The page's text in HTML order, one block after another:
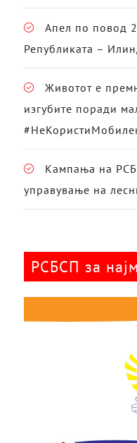
Апел по повод
Републиката –
Животот е
изгубите поради
Кампања на
управување на
РСБСП за